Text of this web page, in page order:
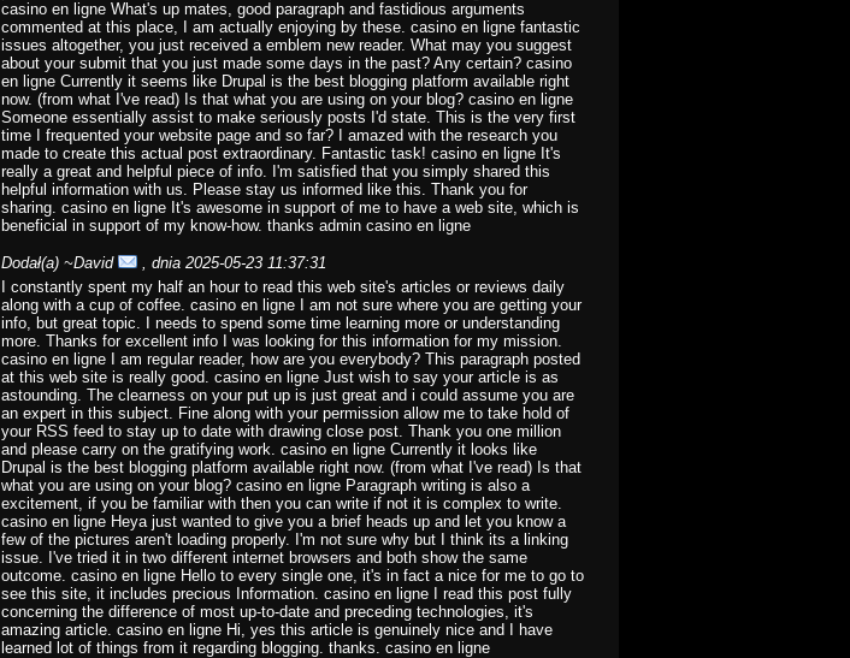
casino en ligne What's up mates, good paragraph and fastidious arguments
commented at this place, I am actually enjoying by these. casino en ligne fantastic
issues altogether, you just received a emblem new reader. What may you suggest
about your submit that you just made some days in the past? Any certain? casino
en ligne Currently it seems like Drupal is the best blogging platform available right
now. (from what I've read) Is that what you are using on your blog? casino en ligne
Someone essentially assist to make seriously posts I'd state. This is the very first
time I frequented your website page and so far? I amazed with the research you
made to create this actual post extraordinary. Fantastic task! casino en ligne It's
really a great and helpful piece of info. I'm satisfied that you simply shared this
helpful information with us. Please stay us informed like this. Thank you for
sharing. casino en ligne It's awesome in support of me to have a web site, which is
beneficial in support of my know-how. thanks admin casino en ligne
Dodał(a) ~David
, dnia 2025-05-23 11:37:31
I constantly spent my half an hour to read this web site's articles or reviews daily
along with a cup of coffee. casino en ligne I am not sure where you are getting your
info, but great topic. I needs to spend some time learning more or understanding
more. Thanks for excellent info I was looking for this information for my mission.
casino en ligne I am regular reader, how are you everybody? This paragraph posted
at this web site is really good. casino en ligne Just wish to say your article is as
astounding. The clearness on your put up is just great and i could assume you are
an expert in this subject. Fine along with your permission allow me to take hold of
your RSS feed to stay up to date with drawing close post. Thank you one million
and please carry on the gratifying work. casino en ligne Currently it looks like
Drupal is the best blogging platform available right now. (from what I've read) Is that
what you are using on your blog? casino en ligne Paragraph writing is also a
excitement, if you be familiar with then you can write if not it is complex to write.
casino en ligne Heya just wanted to give you a brief heads up and let you know a
few of the pictures aren't loading properly. I'm not sure why but I think its a linking
issue. I've tried it in two different internet browsers and both show the same
outcome. casino en ligne Hello to every single one, it's in fact a nice for me to go to
see this site, it includes precious Information. casino en ligne I read this post fully
concerning the difference of most up-to-date and preceding technologies, it's
amazing article. casino en ligne Hi, yes this article is genuinely nice and I have
learned lot of things from it regarding blogging. thanks. casino en ligne